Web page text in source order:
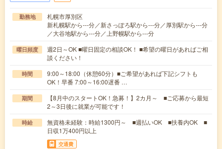
勤務地
札幌市厚別区
新札幌駅から---分／新さっぽろ駅から---分／厚別駅から---分
／大谷地駅から---分／上野幌駅から---分
曜日頻度
週2日～OK ■曜日固定の相談OK！ ■希望の曜日があればご相
談ください！
時間
9:00～18:00（休憩60分）■ご希望があれば下記シフトも
OK！早番 7:00～16:00遅番 …
期間
【8月中のスタートOK！急募！】2カ月～ ■ご応募から最短
2～3日後に就業が可能です！
時給
無資格未経験：時給1300円～ ■週払いOK ■扶養内OK ■
日収1万400円以上
交通費